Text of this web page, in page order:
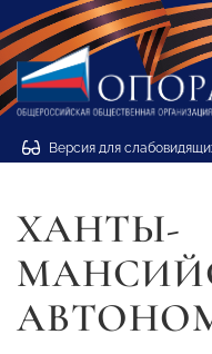
Версия для
ХАНТЫ-